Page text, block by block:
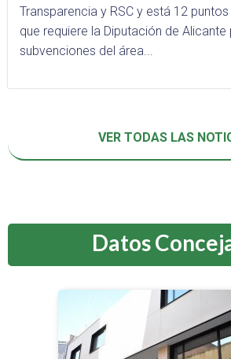
Transparencia y RSC y está 12
que requiere la Diputación de
subvenciones del área...
VER TODAS LAS
Datos